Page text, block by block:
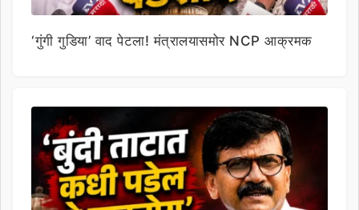
‘गुंगी गुडिया’ वाद पेटला! मंत्रालयासमोर NCP आक्रमक